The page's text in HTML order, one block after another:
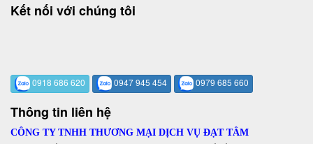
Kết nối với chúng tôi
0918 686 620 0947 945 454 0979 685 660
Thông tin liên hệ
CÔNG TY TNHH THƯƠNG MẠI DỊCH VỤ ĐẠT TÂM